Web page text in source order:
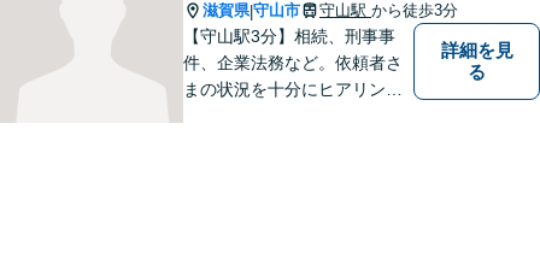
滋賀県|守山市 守山駅 から徒歩3分
【守山駅3分】相続、刑事事
件、企業法務など。依頼者さ
まの状況を十分にヒアリング
詳細を見
る